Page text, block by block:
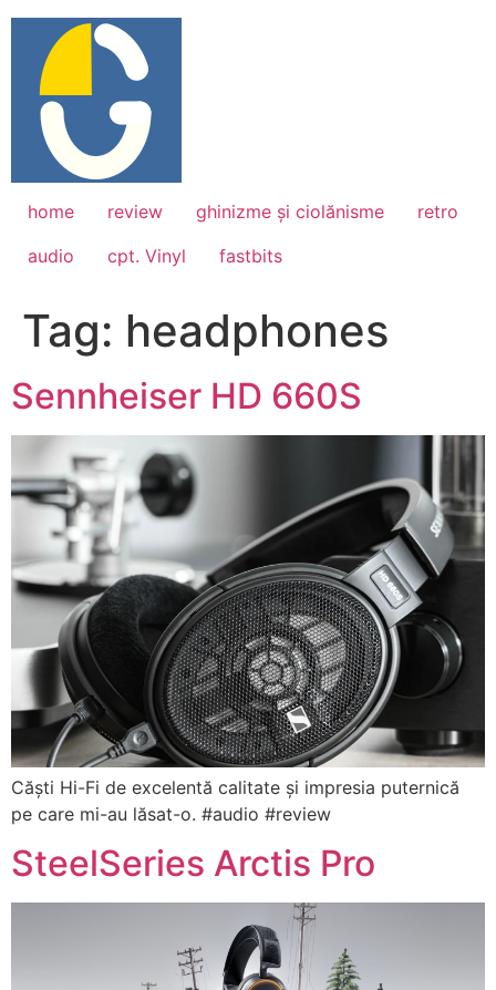
Skip
content
home review ghinizme și ciolănisme
retro
audio
cpt. Vinyl fastbits
Tag: headphones
Sennheiser HD 660S
Căști Hi-Fi de excelentă calitate și impresia puternică
pe care mi-au lăsat-o. #audio #review
SteelSeries Arctis Pro